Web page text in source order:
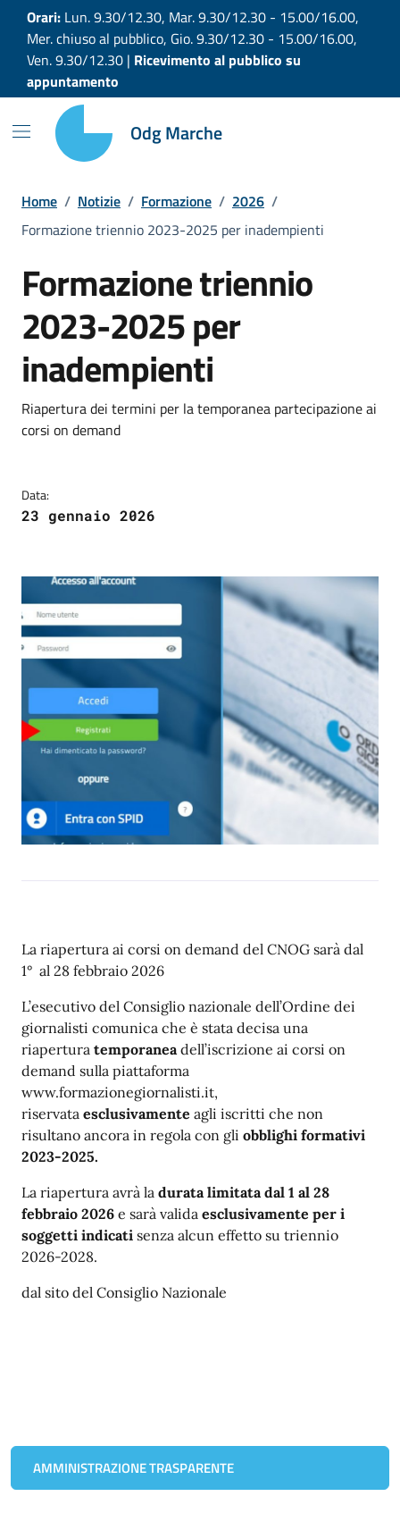
Vai ai contenuti
Vai al footer
Orari: Lun. 9.30/12.30, Mar. 9.30/12.30 - 15.00/16.00,
Mer. chiuso al pubblico, Gio. 9.30/12.30 - 15.00/16.00,
Ven. 9.30/12.30 | Ricevimento al pubblico su
appuntamento
Odg Marche
Home / Notizie / Formazione / 2026 /
Formazione triennio 2023-2025 per inadempienti
Formazione triennio
2023-2025 per
inadempienti
Riapertura dei termini per la temporanea partecipazione ai
corsi on demand
Data:
23 gennaio 2026
La riapertura ai corsi on demand del CNOG sarà dal
1° al 28 febbraio 2026
L’esecutivo del Consiglio nazionale dell’Ordine dei
giornalisti comunica che è stata decisa una
riapertura temporaneadell’iscrizione ai corsi on
demand sulla piattaforma
www.formazionegiornalisti.it,
riservata esclusivamente agli iscritti che non
risultano ancora in regola con gli obblighi formativi
2023-2025.
La riapertura avrà la durata limitata dal 1 al 28
febbraio 2026 e sarà valida esclusivamente per i
soggetti indicati senza alcun effetto su triennio
2026-2028.
dal sito del Consiglio Nazionale
AMMINISTRAZIONE TRASPARENTE